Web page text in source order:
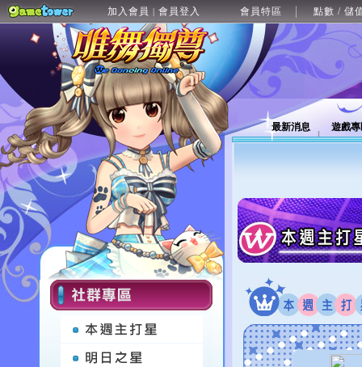
加入會員 | 會員登入 會員特區 點數 / 儲
最新消息 遊戲